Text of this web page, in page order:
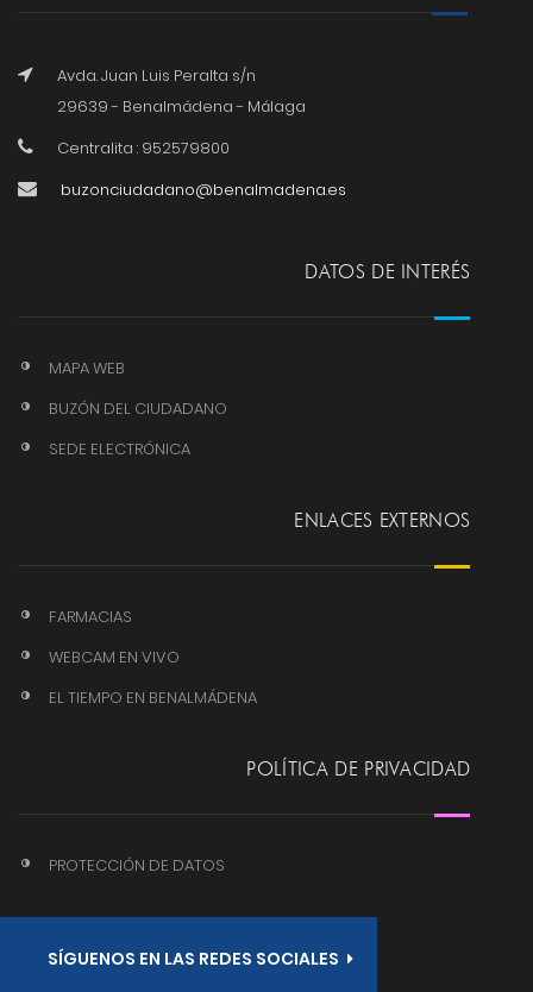
Avda. Juan Luis Peralta s/n
29639 - Benalmádena - Málaga
Centralita : 952579800
buzonciudadano@benalmadena.es
DATOS DE INTERÉS
MAPA WEB
BUZÓN DEL CIUDADANO
SEDE ELECTRÓNICA
ENLACES EXTERNOS
FARMACIAS
WEBCAM EN VIVO
EL TIEMPO EN BENALMÁDENA
POLÍTICA DE PRIVACIDAD
PROTECCIÓN DE DATOS
SÍGUENOS EN LAS REDES SOCIALES